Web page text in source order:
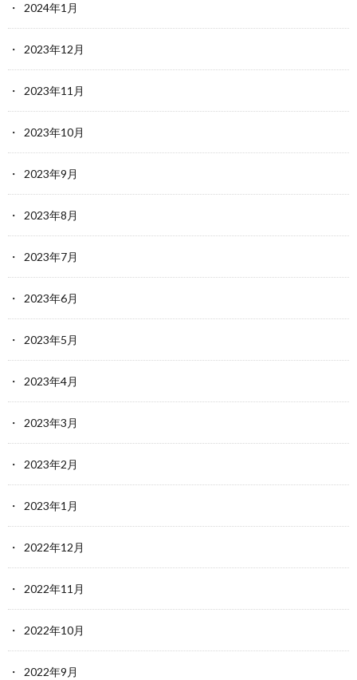
2024年1月
2023年12月
2023年11月
2023年10月
2023年9月
2023年8月
2023年7月
2023年6月
2023年5月
2023年4月
2023年3月
2023年2月
2023年1月
2022年12月
2022年11月
2022年10月
2022年9月